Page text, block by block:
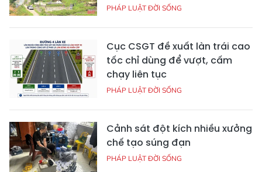
PHÁP LUẬT ĐỜI SỐNG
Cục CSGT đề xuất làn trái cao
tốc chỉ dùng để vượt, cấm
chạy liên tục
PHÁP LUẬT ĐỜI SỐNG
Cảnh sát đột kích nhiều xưởng
chế tạo súng đạn
PHÁP LUẬT ĐỜI SỐNG